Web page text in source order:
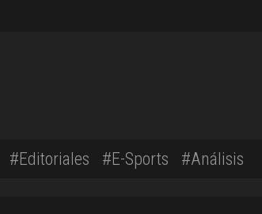
#Editoriales #E-Sports #Análisis